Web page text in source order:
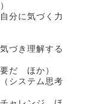
分に気づく力
づき理解する
だ ほか）
システム思考